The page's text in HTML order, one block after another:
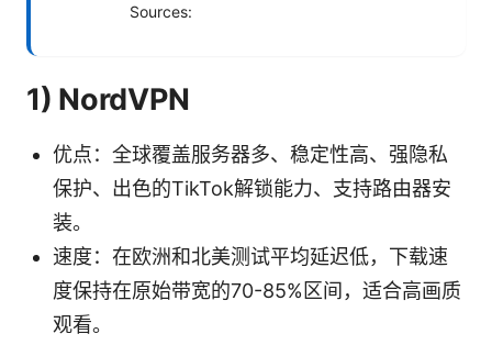
Sources:
1) NordVPN
优点：全球覆盖服务器多、稳定性高、强隐私
保护、出色的TikTok解锁能力、支持路由器安
装。
速度：在欧洲和北美测试平均延迟低，下载速
度保持在原始带宽的70-85%区间，适合高画质
观看。